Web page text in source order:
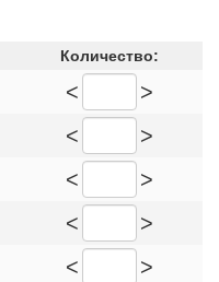
Количество:
< >
< >
< >
< >
< >